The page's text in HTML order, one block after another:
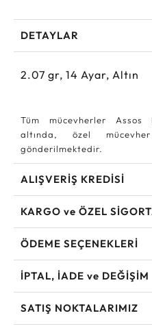
DETAYLAR
2.07 gr, 14 Ayar, Altın
Tüm mücevherler Assos
altında, özel
gönderilmektedir.
ALIŞVERİŞ KREDİSİ
KARGO ve ÖZEL
ÖDEME SEÇENEKLERİ
İPTAL, İADE ve DEĞİŞİM
SATIŞ NOKTALARIMIZ